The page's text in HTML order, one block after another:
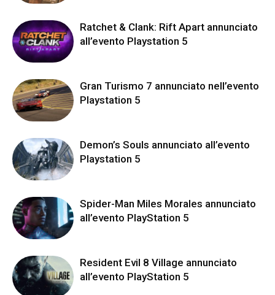
Ratchet & Clank: Rift Apart annunciato
all’evento Playstation 5
Gran Turismo 7 annunciato nell’evento
Playstation 5
Demon’s Souls annunciato all’evento
Playstation 5
Spider-Man Miles Morales annunciato
all’evento PlayStation 5
Resident Evil 8 Village annunciato
all’evento PlayStation 5